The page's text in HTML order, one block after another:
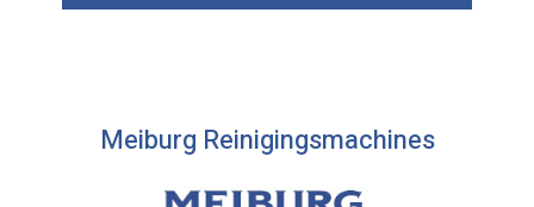
Meiburg Reinigingsmachines